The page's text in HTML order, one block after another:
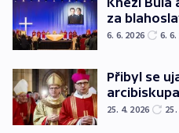
za
6. 6. 2026 6. 6.
Přibyl se
arcibiskupa
25. 4. 2026